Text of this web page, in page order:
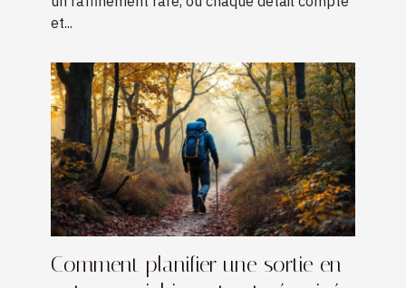
et...
Comment planifier une sortie en